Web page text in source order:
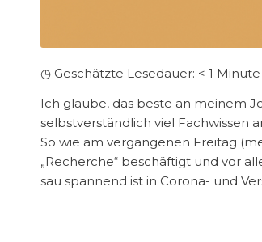
◷ Geschätzte Lesedauer: < 1 Minute
Ich glaube, das beste an meinem
selbstverständlich viel Fachwissen
So wie am vergangenen Freitag
„Recherche“ beschäftigt und vor
sau spannend ist in Corona- und